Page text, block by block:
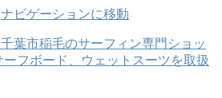
ナビゲーションに移動